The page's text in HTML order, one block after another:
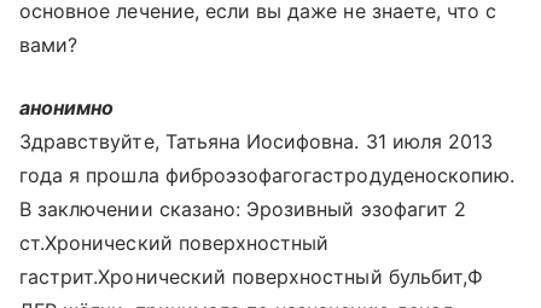
основное лечение, если вы даже не знаете, что с
вами?
анонимно
Здравствуйте, Татьяна Иосифовна. 31 июля 2013
года я прошла фиброэзофагогастродуденоскопию.
В заключении сказано: Эрозивный эзофагит 2
ст.Хронический поверхностный
гастрит.Хронический поверхностный бульбит,Ф